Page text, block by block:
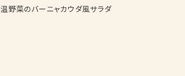
温野菜のバーニャカウダ風サラダ